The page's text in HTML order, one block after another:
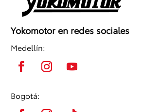
Yokomotor en redes sociales
Medellín:
Bogotá: